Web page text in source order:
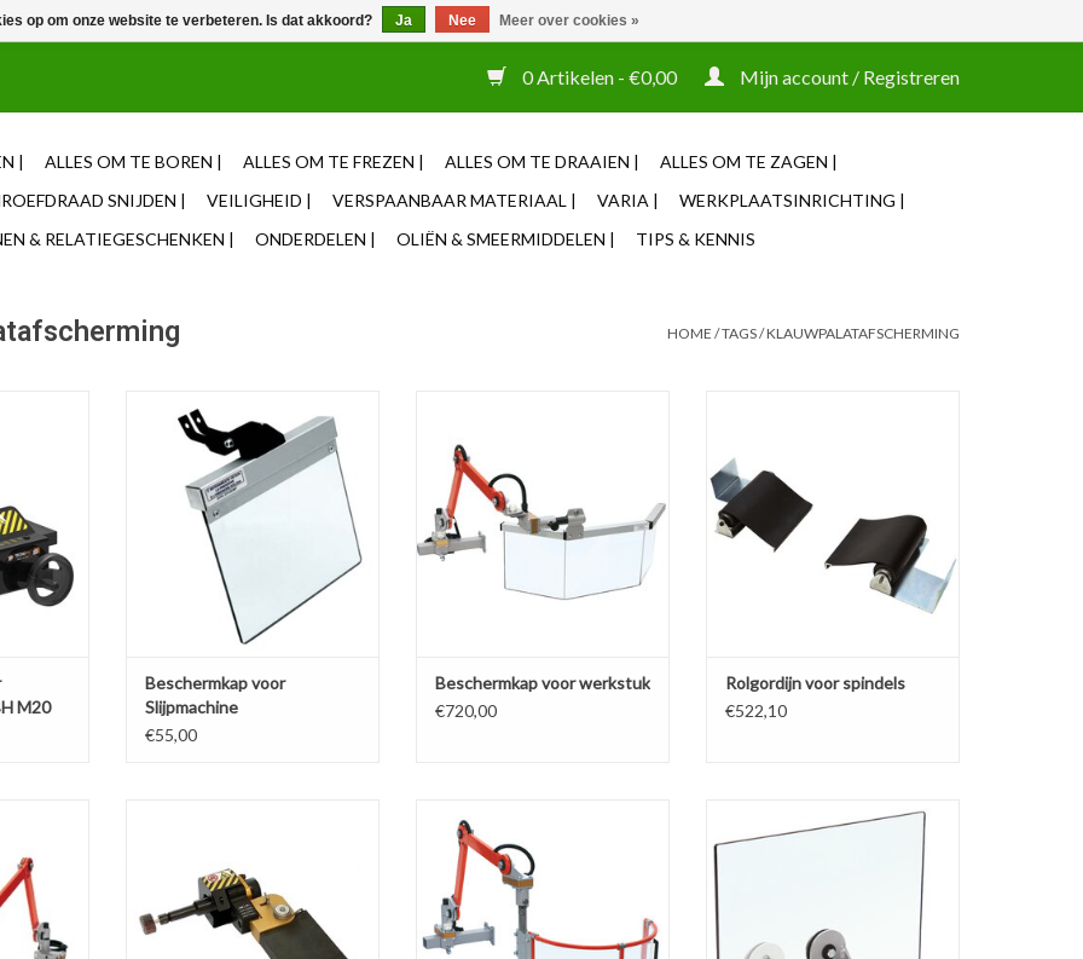
0 Artikelen - €0,00 Mijn account / Registreren
| ALLES OM TE BOREN | ALLES OM TE FREZEN | ALLES OM TE DRAAIEN |
ALLES OM TE ZAGEN |
SNIJDEN | VEILIGHEID | VERSPAANBAAR MATERIAAL | VARIA |
WERKPLAATSINRICHTING |
& RELATIEGESCHENKEN | ONDERDELEN | OLIËN & SMEERMIDDELEN | TIPS & KENNIS
HOME /TAGS/KLAUWPALATAFSCHERMING
M20
TOEVOEGEN AAN WINKELWAGEN
Beschermkap voor
Slijpmachine
€55,00
TOEVOEGEN AAN WINKELWAGEN
Beschermkap voor werkstuk
€720,00
Rolgordijn voor spindels
€522,10
TOEVOEGEN AAN WINKELWAGEN
TOEVOEGEN AAN WINKELWAGEN
Universele Beschermkap op
Magneetvoet
TOEVOEGEN AAN WINKELWAGEN
op om onze website te verbeteren. Is dat akkoord? Ja Nee Meer over cookies »
12u besteld, zelfde dag verzonden ✓ Eigen adviseurs ✓ Naast tooling ook machines Zakelijke login mogelijk